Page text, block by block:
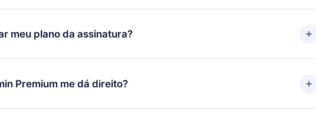
nosso aplicativo e começar a aproveitar nossa biblioteca. Se por algum
satisfeito com nossa plataforma, basta entrar em contato com nossa
(contato@12min.com) em até 7 dias após a compra e solicitar o
meu plano da assinatura?
só se aplicará a partir do próximo período de cobrança. Por
decidiu mudar sua assinatura mensal para anual, após confirmar a
o plano anual, o novo plano só será aplicado e cobrado após o aniversário
Premium me dá direito?
é um plano que te garante acesso a toda nossa biblioteca de 2500+